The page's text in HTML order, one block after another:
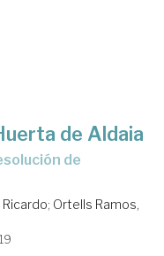
de Aldaia
Ricardo; Ortells Ramos,